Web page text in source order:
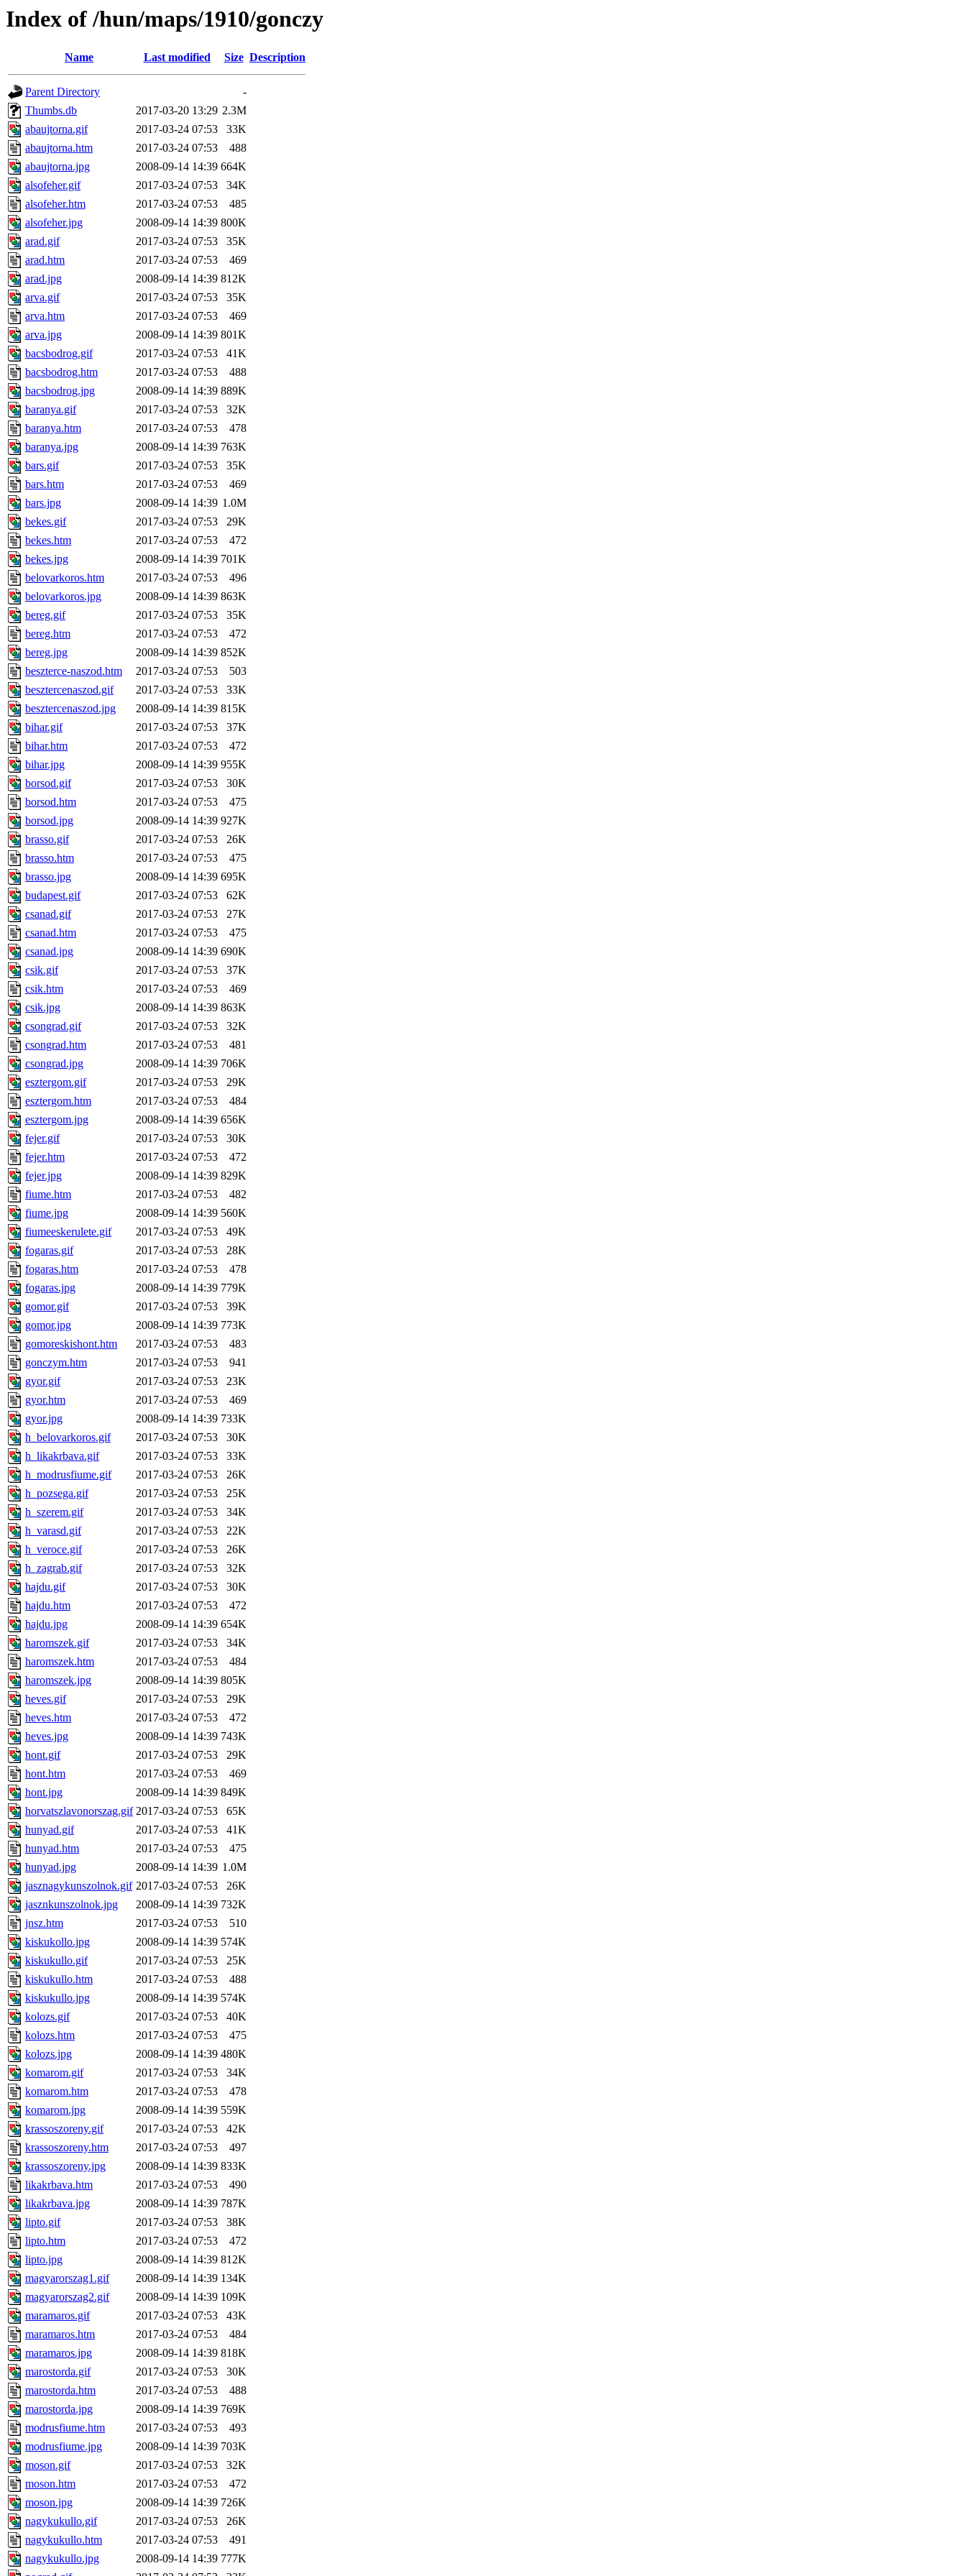
Index of /hun/maps/1910/gonczy
Name Last modified Size Description
Parent Directory
-
Thumbs.db
2017-03-20 13:29 2.3M
abaujtorna.gif
2017-03-24 07:53
33K
abaujtorna.htm
2017-03-24 07:53
488
abaujtorna.jpg
2008-09-14 14:39 664K
alsofeher.gif
2017-03-24 07:53
34K
alsofeher.htm
2017-03-24 07:53
485
alsofeher.jpg
2008-09-14 14:39 800K
arad.gif
2017-03-24 07:53
35K
arad.htm
2017-03-24 07:53
469
arad.jpg
2008-09-14 14:39 812K
arva.gif
2017-03-24 07:53
35K
arva.htm
2017-03-24 07:53
469
arva.jpg
2008-09-14 14:39 801K
bacsbodrog.gif
2017-03-24 07:53
41K
bacsbodrog.htm
2017-03-24 07:53
488
bacsbodrog.jpg
2008-09-14 14:39 889K
baranya.gif
2017-03-24 07:53
32K
baranya.htm
2017-03-24 07:53
478
baranya.jpg
2008-09-14 14:39 763K
bars.gif
2017-03-24 07:53
35K
bars.htm
2017-03-24 07:53
469
bars.jpg
2008-09-14 14:39 1.0M
bekes.gif
2017-03-24 07:53
29K
bekes.htm
2017-03-24 07:53
472
bekes.jpg
2008-09-14 14:39 701K
belovarkoros.htm
2017-03-24 07:53
496
belovarkoros.jpg
2008-09-14 14:39 863K
bereg.gif
2017-03-24 07:53
35K
bereg.htm
2017-03-24 07:53
472
bereg.jpg
2008-09-14 14:39 852K
beszterce-naszod.htm
2017-03-24 07:53
503
besztercenaszod.gif
2017-03-24 07:53
33K
besztercenaszod.jpg
2008-09-14 14:39 815K
bihar.gif
2017-03-24 07:53
37K
bihar.htm
2017-03-24 07:53
472
bihar.jpg
2008-09-14 14:39 955K
borsod.gif
2017-03-24 07:53
30K
borsod.htm
2017-03-24 07:53
475
borsod.jpg
2008-09-14 14:39 927K
brasso.gif
2017-03-24 07:53
26K
brasso.htm
2017-03-24 07:53
475
brasso.jpg
2008-09-14 14:39 695K
budapest.gif
2017-03-24 07:53
62K
csanad.gif
2017-03-24 07:53
27K
csanad.htm
2017-03-24 07:53
475
csanad.jpg
2008-09-14 14:39 690K
csik.gif
2017-03-24 07:53
37K
csik.htm
2017-03-24 07:53
469
csik.jpg
2008-09-14 14:39 863K
csongrad.gif
2017-03-24 07:53
32K
csongrad.htm
2017-03-24 07:53
481
csongrad.jpg
2008-09-14 14:39 706K
esztergom.gif
2017-03-24 07:53
29K
esztergom.htm
2017-03-24 07:53
484
esztergom.jpg
2008-09-14 14:39 656K
fejer.gif
2017-03-24 07:53
30K
fejer.htm
2017-03-24 07:53
472
fejer.jpg
2008-09-14 14:39 829K
fiume.htm
2017-03-24 07:53
482
fiume.jpg
2008-09-14 14:39 560K
fiumeeskerulete.gif
2017-03-24 07:53
49K
fogaras.gif
2017-03-24 07:53
28K
fogaras.htm
2017-03-24 07:53
478
fogaras.jpg
2008-09-14 14:39 779K
gomor.gif
2017-03-24 07:53
39K
gomor.jpg
2008-09-14 14:39 773K
gomoreskishont.htm
2017-03-24 07:53
483
gonczym.htm
2017-03-24 07:53
941
gyor.gif
2017-03-24 07:53
23K
gyor.htm
2017-03-24 07:53
469
gyor.jpg
2008-09-14 14:39 733K
h_belovarkoros.gif
2017-03-24 07:53
30K
h_likakrbava.gif
2017-03-24 07:53
33K
h_modrusfiume.gif
2017-03-24 07:53
26K
h_pozsega.gif
2017-03-24 07:53
25K
h_szerem.gif
2017-03-24 07:53
34K
h_varasd.gif
2017-03-24 07:53
22K
h_veroce.gif
2017-03-24 07:53
26K
h_zagrab.gif
2017-03-24 07:53
32K
hajdu.gif
2017-03-24 07:53
30K
hajdu.htm
2017-03-24 07:53
472
hajdu.jpg
2008-09-14 14:39 654K
haromszek.gif
2017-03-24 07:53
34K
haromszek.htm
2017-03-24 07:53
484
haromszek.jpg
2008-09-14 14:39 805K
heves.gif
2017-03-24 07:53
29K
heves.htm
2017-03-24 07:53
472
heves.jpg
2008-09-14 14:39 743K
hont.gif
2017-03-24 07:53
29K
hont.htm
2017-03-24 07:53
469
hont.jpg
2008-09-14 14:39 849K
horvatszlavonorszag.gif 2017-03-24 07:53
65K
hunyad.gif
2017-03-24 07:53
41K
hunyad.htm
2017-03-24 07:53
475
hunyad.jpg
2008-09-14 14:39 1.0M
jasznagykunszolnok.gif 2017-03-24 07:53
26K
jasznkunszolnok.jpg
2008-09-14 14:39 732K
jnsz.htm
2017-03-24 07:53
510
kiskukollo.jpg
2008-09-14 14:39 574K
kiskukullo.gif
2017-03-24 07:53
25K
kiskukullo.htm
2017-03-24 07:53
488
kiskukullo.jpg
2008-09-14 14:39 574K
kolozs.gif
2017-03-24 07:53
40K
kolozs.htm
2017-03-24 07:53
475
kolozs.jpg
2008-09-14 14:39 480K
komarom.gif
2017-03-24 07:53
34K
komarom.htm
2017-03-24 07:53
478
komarom.jpg
2008-09-14 14:39 559K
krassoszoreny.gif
2017-03-24 07:53
42K
krassoszoreny.htm
2017-03-24 07:53
497
krassoszoreny.jpg
2008-09-14 14:39 833K
likakrbava.htm
2017-03-24 07:53
490
likakrbava.jpg
2008-09-14 14:39 787K
lipto.gif
2017-03-24 07:53
38K
lipto.htm
2017-03-24 07:53
472
lipto.jpg
2008-09-14 14:39 812K
magyarorszag1.gif
2008-09-14 14:39 134K
magyarorszag2.gif
2008-09-14 14:39 109K
maramaros.gif
2017-03-24 07:53
43K
maramaros.htm
2017-03-24 07:53
484
maramaros.jpg
2008-09-14 14:39 818K
marostorda.gif
2017-03-24 07:53
30K
marostorda.htm
2017-03-24 07:53
488
marostorda.jpg
2008-09-14 14:39 769K
modrusfiume.htm
2017-03-24 07:53
493
modrusfiume.jpg
2008-09-14 14:39 703K
moson.gif
2017-03-24 07:53
32K
moson.htm
2017-03-24 07:53
472
moson.jpg
2008-09-14 14:39 726K
nagykukullo.gif
2017-03-24 07:53
26K
nagykukullo.htm
2017-03-24 07:53
491
nagykukullo.jpg
2008-09-14 14:39 777K